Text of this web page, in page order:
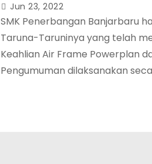
Jun 23, 2022
SMK Penerbangan Banjarbaru
Taruna-Taruninya yang telah
Keahlian Air Frame Powerplan
Pengumuman dilaksanakan